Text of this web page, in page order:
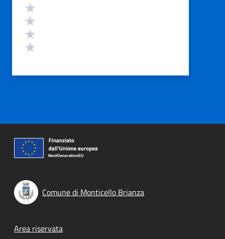
Comune di Monticello Brianza
Footer menu
Area riservata